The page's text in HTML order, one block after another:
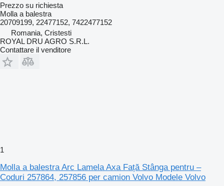
Prezzo su richiesta
Molla a balestra
20709199, 22477152, 7422477152
Romania, Cristesti
ROYAL DRU AGRO S.R.L.
Contattare il venditore
1
Molla a balestra Arc Lamela Axa Față Stânga pentru –
Coduri 257864, 257856 per camion Volvo Modele Volvo